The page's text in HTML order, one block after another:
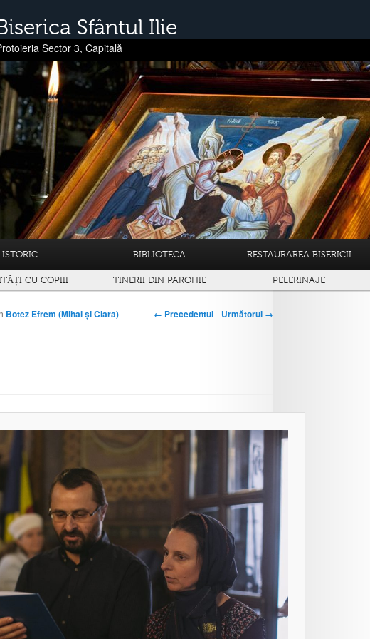
Sfântul Ilie
Sector 3, Capitală
ISTORIC BIBLIOTECA RESTAURAREA BISERICII
CU COPIII TINERII DIN PAROHIE PELERINAJE
← Precedentul Următorul →
Botez Efrem (Mihai și Clara)